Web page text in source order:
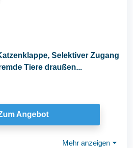
Selektiver Zugang
Tiere draußen...
Angebot
Mehr anzeigen ⏷